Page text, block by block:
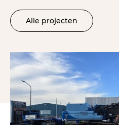
Alle projecten